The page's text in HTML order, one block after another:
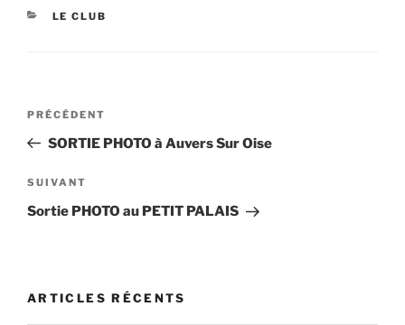
CATÉGORIES
LE CLUB
Navigation
l’article
Article
précédent
PRÉCÉDENT
SORTIE PHOTO à Auvers Sur Oise
Article
suivant
SUIVANT
Sortie PHOTO au PETIT PALAIS
ARTICLES RÉCENTS